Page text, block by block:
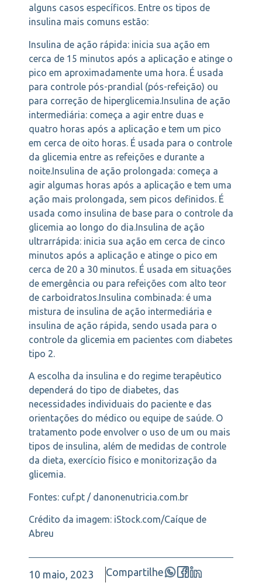
alguns casos específicos. Entre os tipos de
insulina mais comuns estão:
Insulina de ação rápida: inicia sua ação em
cerca de 15 minutos após a aplicação e atinge o
pico em aproximadamente uma hora. É usada
para controle pós-prandial (pós-refeição) ou
para correção de hiperglicemia.Insulina de ação
intermediária: começa a agir entre duas e
quatro horas após a aplicação e tem um pico
em cerca de oito horas. É usada para o controle
da glicemia entre as refeições e durante a
noite.Insulina de ação prolongada: começa a
agir algumas horas após a aplicação e tem uma
ação mais prolongada, sem picos definidos. É
usada como insulina de base para o controle da
glicemia ao longo do dia.Insulina de ação
ultrarrápida: inicia sua ação em cerca de cinco
minutos após a aplicação e atinge o pico em
cerca de 20 a 30 minutos. É usada em situações
de emergência ou para refeições com alto teor
de carboidratos.Insulina combinada: é uma
mistura de insulina de ação intermediária e
insulina de ação rápida, sendo usada para o
controle da glicemia em pacientes com diabetes
tipo 2.
A escolha da insulina e do regime terapêutico
dependerá do tipo de diabetes, das
necessidades individuais do paciente e das
orientações do médico ou equipe de saúde. O
tratamento pode envolver o uso de um ou mais
tipos de insulina, além de medidas de controle
da dieta, exercício físico e monitorização da
glicemia.
Fontes: cuf.pt / danonenutricia.com.br
Crédito da imagem: iStock.com/Caíque de
Abreu
10 maio, 2023 Compartilhe